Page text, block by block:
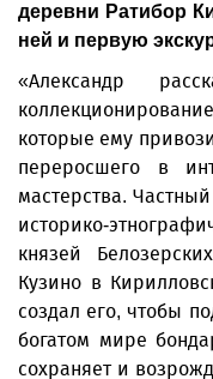
деревни Ратибор
ней и первую
«Александр
которые ему
переросшего в
мастерства.
историко-
князей
Кузино в
создал его, чтобы
богатом мире
сохраняет и